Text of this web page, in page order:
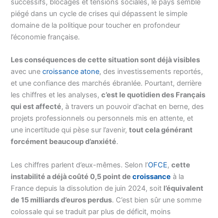
successifs, blocages et tensions sociales, le pays semble
piégé dans un cycle de crises qui dépassent le simple
domaine de la politique pour toucher en profondeur
l’économie française.
Les conséquences de cette situation sont déjà visibles
avec unecroissance atone, des investissements reportés,
et une confiance des marchés ébranlée. Pourtant, derrière
les chiffres et les analyses,c’est le quotidien des Français
qui est affecté, à travers un pouvoir d’achat en berne, des
projets professionnels ou personnels mis en attente, et
une incertitude qui pèse sur l’avenir,tout cela générant
forcément beaucoup d’anxiété.
Les chiffres parlent d’eux-mêmes. Selon l’OFCE,cette
instabilité a déjà coûté 0,5 point decroissance à la
France depuis la dissolution de juin 2024, soit l’équivalent
de 15 milliards d’euros perdus. C’est bien sûr une somme
colossale qui se traduit par plus de déficit, moins